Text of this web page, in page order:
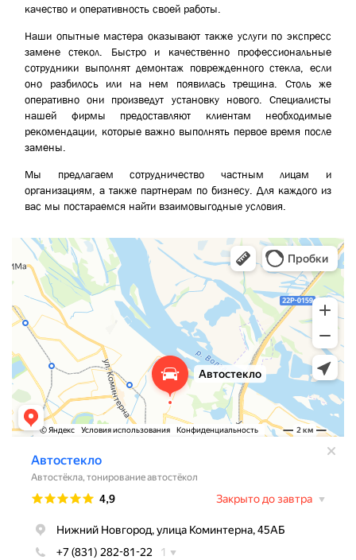
качество и оперативность своей работы.
Наши опытные мастера оказывают также услуги по экспресс
замене стекол. Быстро и качественно профессиональные
сотрудники выполнят демонтаж поврежденного стекла, если
оно разбилось или на нем появилась трещина. Столь же
оперативно они произведут установку нового. Специалисты
нашей фирмы предоставляют клиентам необходимые
рекомендации, которые важно выполнять первое время после
замены.
Мы предлагаем сотрудничество частным лицам и
организациям, а также партнерам по бизнесу. Для каждого из
вас мы постараемся найти взаимовыгодные условия.